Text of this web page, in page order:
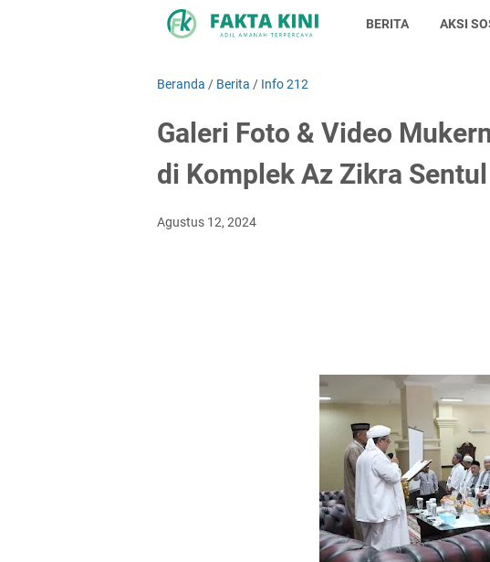
BERITA AKSI
Beranda / Berita / Info 212
Galeri Foto & Video
di Komplek Az Zikra Sentul
Agustus 12, 2024